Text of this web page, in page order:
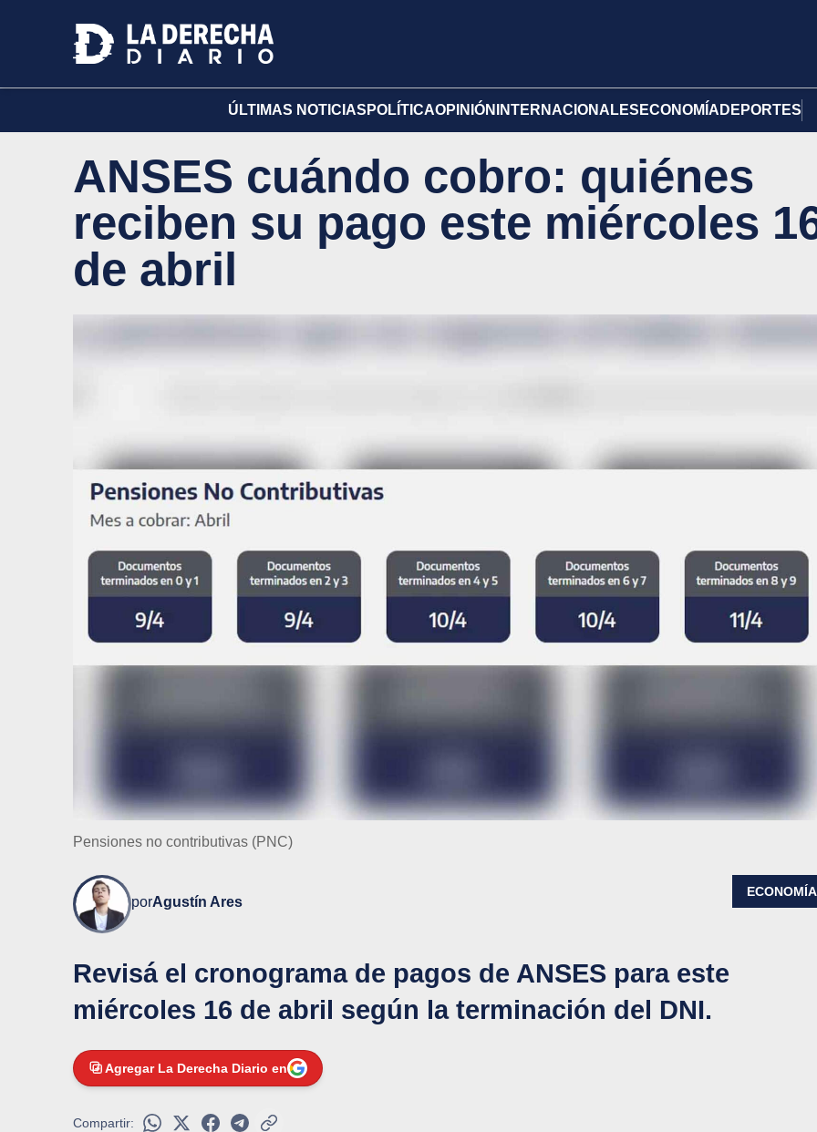
ÚLTIMAS NOTICIAS POLÍTICAOPINIÓN INTERNACIONALES ECONOMÍA DEPORTES
ANSES cuándo cobro: quiénes
reciben su pago este miércoles
de abril
Pensiones no contributivas (PNC)
porAgustín Ares
ECONOMÍA
Revisá el cronograma de pagos de ANSES para este
miércoles 16 de abril según la terminación del DNI.
Agregar La Derecha Diario en
Compartir: